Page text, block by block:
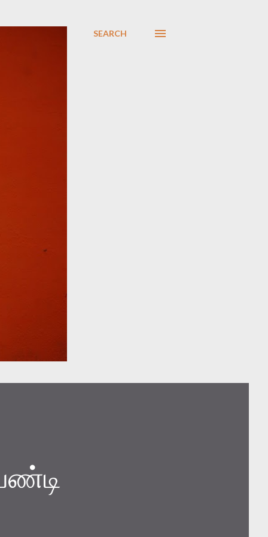
SEARCH